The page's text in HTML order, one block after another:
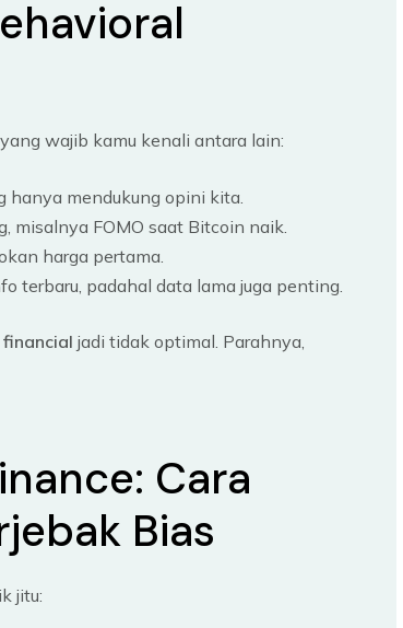
yang wajib kamu kenali antara lain:
hanya mendukung opini kita.
misalnya FOMO saat Bitcoin naik.
harga pertama.
terbaru, padahal data lama juga penting.
financial jadi tidak optimal. Parahnya,
Cara
Bias
jitu: